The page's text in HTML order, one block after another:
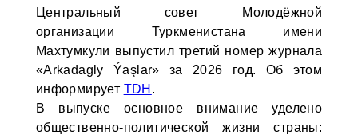
Центральный совет Молодёжной
организации Туркменистана имени
Махтумкули выпустил третий номер журнала
«Arkadagly Ýaşlar» за 2026 год. Об этом
информирует TDH .
В выпуске основное внимание уделено
общественно-политической жизни страны: